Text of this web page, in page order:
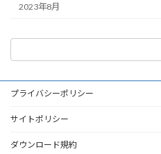
2023年8月
プライバシーポリシー
サイトポリシー
ダウンロード規約